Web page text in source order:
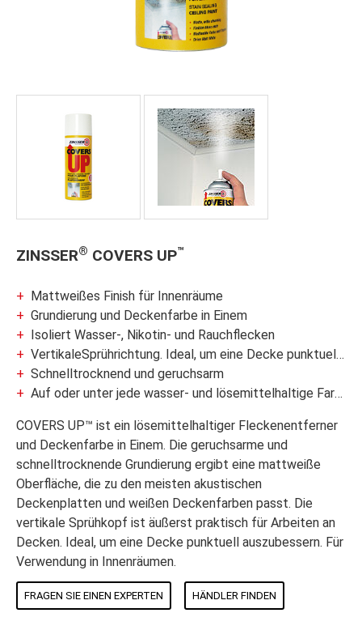
ZINSSER® COVERS UP™
Mattweißes Finish für Innenräume
Grundierung und Deckenfarbe in Einem
Isoliert Wasser-, Nikotin- und Rauchflecken
VertikaleSprührichtung. Ideal, um eine Decke punktuell auszubessern
Schnelltrocknend und geruchsarm
Auf oder unter jede wasser- und lösemittelhaltige Farbe aufzutragen
COVERS UP™ ist ein lösemittelhaltiger Fleckenentferner
und Deckenfarbe in Einem. Die geruchsarme und
schnelltrocknende Grundierung ergibt eine mattweiße
Oberfläche, die zu den meisten akustischen
Deckenplatten und weißen Deckenfarben passt. Die
vertikale Sprühkopf ist äußerst praktisch für Arbeiten an
Decken. Ideal, um eine Decke punktuell auszubessern. Für
Verwendung in Innenräumen.
FRAGEN SIE EINEN EXPERTEN HÄNDLER FINDEN